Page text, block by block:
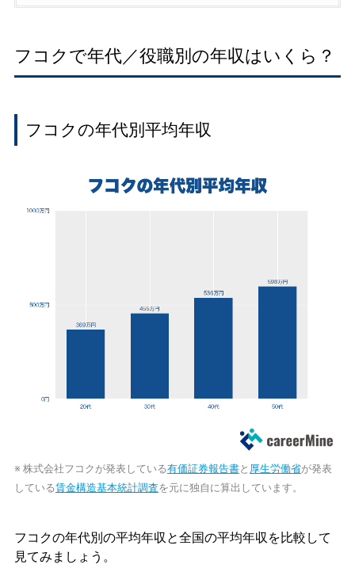
フコクで年代／役職別の年収はいくら？
フコクの年代別平均年収
※ 株式会社フコクが発表している有価証券報告書と 厚生労働省が発表
している賃金構造基本統計調査を元に独自に算出しています。
フコクの年代別の平均年収と全国の平均年収を比較して
見てみましょう。